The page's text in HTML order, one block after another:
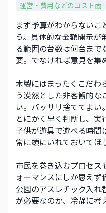
運営・費用などのコスト面
まず予算がわからない
う。具体的な金額開示が
る範囲の台数は何台ま
要。でなければ意見を集
木製にはまったくこだわ
う漠然とした非客観的
い。バッサリ捨ててよい。
とにかく早く判断し、実
子供が遊具で遊べる時間
常に頭にいれておいてほ
市民を巻き込むプロセス
ォーマンスにしか思えず
公園のアスレチック入れ
が必要なのか、冷静に考